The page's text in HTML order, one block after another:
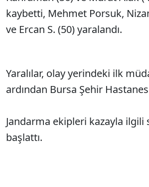
kaybetti, Mehmet Porsuk,
ve Ercan S. (50) yaralandı.
Yaralılar, olay yerindeki ilk
ardından Bursa Şehir
Jandarma ekipleri kazayla
başlattı.